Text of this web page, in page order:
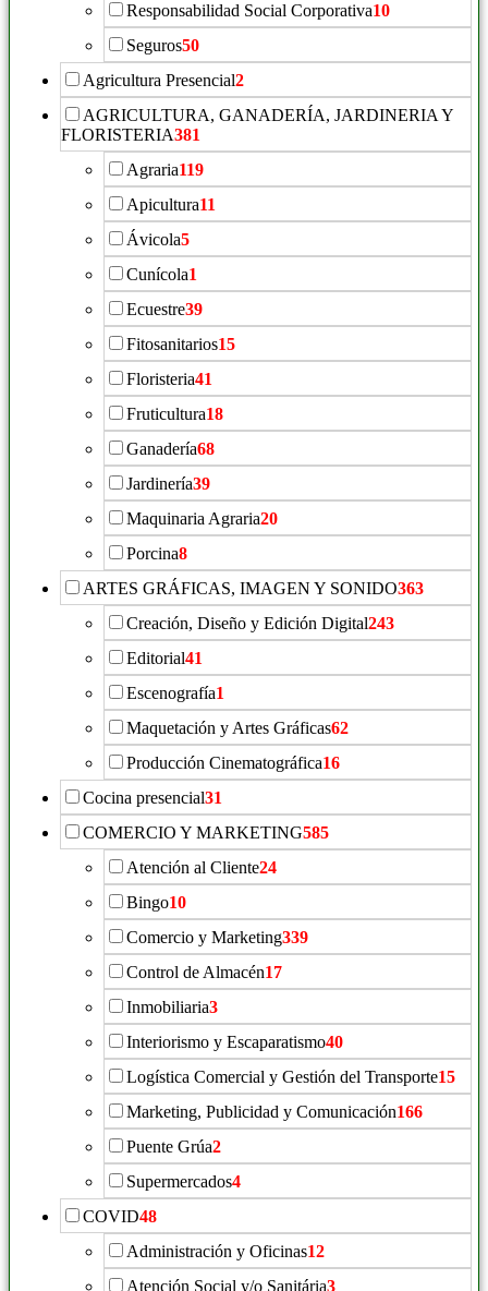
Responsabilidad Social Corporativa10
Seguros50
Agricultura Presencial2
AGRICULTURA, GANADERÍA, JARDINERIA Y
FLORISTERIA381
Agraria119
Apicultura11
Ávicola5
Cunícola1
Ecuestre39
Fitosanitarios15
Floristeria41
Fruticultura18
Ganadería68
Jardinería39
Maquinaria Agraria20
Porcina8
ARTES GRÁFICAS, IMAGEN Y SONIDO363
Creación, Diseño y Edición Digital243
Editorial41
Escenografía1
Maquetación y Artes Gráficas62
Producción Cinematográfica16
Cocina presencial31
COMERCIO Y MARKETING585
Atención al Cliente24
Bingo10
Comercio y Marketing339
Control de Almacén17
Inmobiliaria3
Interiorismo y Escaparatismo40
Logística Comercial y Gestión del Transporte15
Marketing, Publicidad y Comunicación166
Puente Grúa2
Supermercados4
COVID48
Administración y Oficinas12
Atención Social y/o Sanitária3